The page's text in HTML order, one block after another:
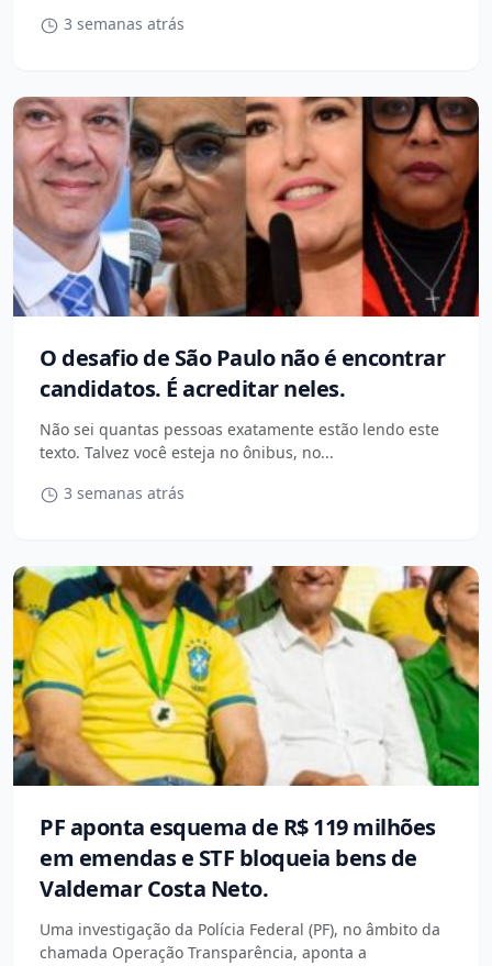
3 semanas atrás
O desafio de São Paulo não é encontrar
candidatos. É acreditar neles.
Não sei quantas pessoas exatamente estão lendo este
texto. Talvez você esteja no ônibus, no...
3 semanas atrás
PF aponta esquema de R$ 119 milhões
em emendas e STF bloqueia bens de
Valdemar Costa Neto.
Uma investigação da Polícia Federal (PF), no âmbito da
chamada Operação Transparência, aponta a